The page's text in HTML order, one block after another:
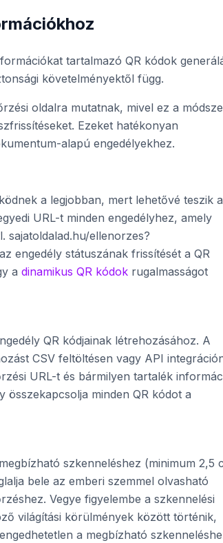
tartalmazó QR kódok
követelményektől függ.
oldalra mutatnak, mivel ez a
Ezeket hatékonyan
alapú engedélyekhez.
a legjobban, mert lehetővé teszik a
URL-t minden engedélyhez, amely
sajatoldalad.hu/ellenorzes?
engedély státuszának frissítését a QR
a dinamikus QR kódok rugalmasságot
QR kódjainak létrehozásához. A
CSV feltöltésen vagy API
URL-t és bármilyen tartalék
összekapcsolja minden QR kódot a
szkenneléshez (minimum 2,5
bele az emberi szemmel olvasható
Vegye figyelembe a szkennelési
világítási körülmények között történik,
a megbízható